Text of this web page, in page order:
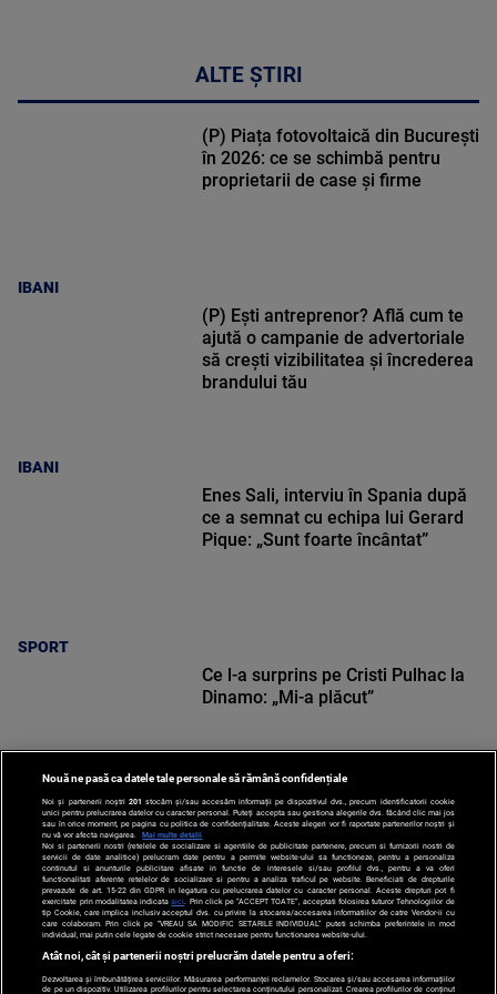
ALTE ȘTIRI
IBANI
(P) Piața fotovoltaică din București
în 2026: ce se schimbă pentru
proprietarii de case și firme
IBANI
(P) Ești antreprenor? Află cum te
ajută o campanie de advertoriale
să crești vizibilitatea și încrederea
brandului tău
SPORT
Enes Sali, interviu în Spania după
ce a semnat cu echipa lui Gerard
Pique: „Sunt foarte încântat”
SPORT
Ce l-a surprins pe Cristi Pulhac la
Dinamo: „Mi-a plăcut”
Nouă ne pasă ca datele tale personale să rămână confidențiale
Noi și partenerii noștri 201 stocăm și/sau accesăm informații pe dispozitivul dvs., precum identificatorii cookie
unici pentru prelucrarea datelor cu caracter personal. Puteți accepta sau gestiona alegerile dvs. făcând clic mai jos
sau în orice moment, pe pagina cu politica de confidențialitate. Aceste alegeri vor fi raportate partenerilor noștri și
nu vă vor afecta navigarea.
Mai multe detalii
Noi si partenerii nostri (retelele de socializare si agentiile de publicitate partenere, precum si furnizorii nostri de
servicii de date analitice) prelucram date pentru a permite website-ului sa functioneze, pentru a personaliza
continutul si anunturile publicitare afisate in functie de interesele si/sau profilul dvs., pentru a va oferi
functionalitati aferente retelelor de socializare si pentru a analiza traficul pe website. Beneficiati de drepturile
prevazute de art. 15-22 din GDPR in legatura cu prelucrarea datelor cu caracter personal. Aceste drepturi pot fi
exercitate prin modalitatea indicataaici . Prin click pe “ACCEPT TOATE”, acceptati folosirea tuturor Tehnologiilor de
tip Cookie, care implica inclusiv acceptul dvs. cu privire la stocarea/accesarea informatiilor de catre Vendor-ii cu
care colaboram. Prin click pe “VREAU SA MODIFIC SETARILE INDIVIDUAL” puteti schimba preferintele in mod
individual, mai putin cele legate de cookie strict necesare pentru functionarea website-ului.
Atât noi, cât și partenerii noștri prelucrăm datele pentru a oferi:
Dezvoltarea și îmbunătățirea serviciilor. Măsurarea performanței reclamelor. Stocarea și/sau accesarea informațiilor
de pe un dispozitiv. Utilizarea profilurilor pentru selectarea conținutului personalizat. Crearea profilurilor de conținut